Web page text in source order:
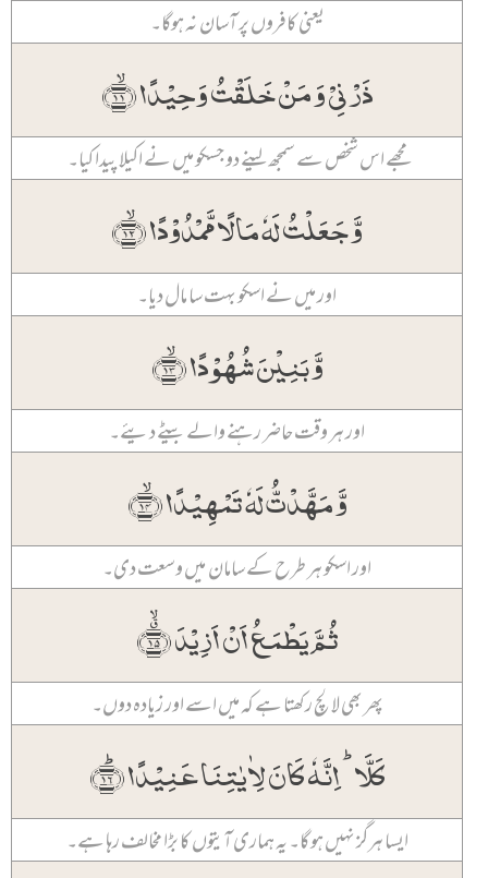
یعنی کافروں پر آسان نہ ہوگا۔
ذَرۡنِیۡ وَ مَنۡ خَلَقۡتُ وَحِیۡدًا ﴿ۙ۱۱﴾
مجھے اس شخص سے سمجھ لینے دو جسکو میں نے اکیلا پیدا کیا۔
وَّ جَعَلۡتُ لَہٗ مَالًا مَّمۡدُوۡدًا ﴿ۙ۱۲﴾
اور میں نے اسکو بہت سا مال دیا۔
وَّ بَنِیۡنَ شُہُوۡدًا ﴿ۙ۱۳﴾
اور ہر وقت حاضر رہنے والے بیٹے دیئے۔
وَّ مَہَّدۡتُّ لَہٗ تَمۡہِیۡدًا ﴿ۙ۱۴﴾
اور اسکو ہر طرح کے سامان میں وسعت دی۔
ثُمَّ یَطۡمَعُ اَنۡ اَزِیۡدَ ﴿٭ۙ۱۵﴾
پھر بھی لالچ رکھتا ہے کہ میں اسے اور زیادہ دوں۔
کَلَّا ؕ اِنَّہٗ کَانَ لِاٰیٰتِنَا عَنِیۡدًا ﴿ؕ۱۶﴾
ایسا ہرگز نہیں ہو گا۔ یہ ہماری آیتوں کا بڑا مخالف رہا ہے۔